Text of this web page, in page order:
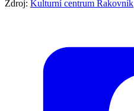
Zdroj: Kulturní centrum Rakovník